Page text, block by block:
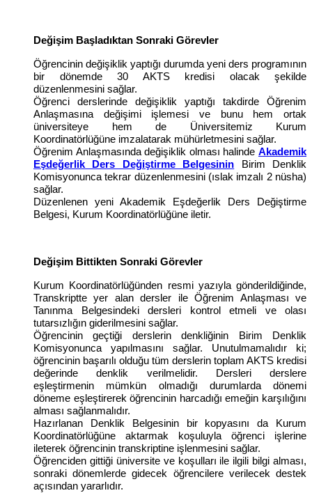
Değişim Başladıktan Sonraki Görevler
Öğrencinin değişiklik yaptığı durumda yeni ders programının
bir dönemde 30 AKTS kredisi olacak şekilde
düzenlenmesini sağlar.
Öğrenci derslerinde değişiklik yaptığı takdirde Öğrenim
Anlaşmasına değişimi işlemesi ve bunu hem ortak
üniversiteye hem de Üniversitemiz Kurum
Koordinatörlüğüne imzalatarak mühürletmesini sağlar.
Öğrenim Anlaşmasında değişiklik olması halinde Akademik
Eşdeğerlik Ders Değiştirme Belgesinin Birim Denklik
Komisyonunca tekrar düzenlenmesini (ıslak imzalı 2 nüsha)
sağlar.
Düzenlenen yeni Akademik Eşdeğerlik Ders Değiştirme
Belgesi, Kurum Koordinatörlüğüne iletir.
Değişim Bittikten Sonraki Görevler
Kurum Koordinatörlüğünden resmi yazıyla gönderildiğinde,
Transkriptte yer alan dersler ile Öğrenim Anlaşması ve
Tanınma Belgesindeki dersleri kontrol etmeli ve olası
tutarsızlığın giderilmesini sağlar.
Öğrencinin geçtiği derslerin denkliğinin Birim Denklik
Komisyonunca yapılmasını sağlar. Unutulmamalıdır ki;
öğrencinin başarılı olduğu tüm derslerin toplam AKTS kredisi
değerinde denklik verilmelidir. Dersleri derslere
eşleştirmenin mümkün olmadığı durumlarda dönemi
döneme eşleştirerek öğrencinin harcadığı emeğin karşılığını
alması sağlanmalıdır.
Hazırlanan Denklik Belgesinin bir kopyasını da Kurum
Koordinatörlüğüne aktarmak koşuluyla öğrenci işlerine
ileterek öğrencinin transkriptine işlenmesini sağlar.
Öğrenciden gittiği üniversite ve koşulları ile ilgili bilgi alması,
sonraki dönemlerde gidecek öğrencilere verilecek destek
açısından yararlıdır.